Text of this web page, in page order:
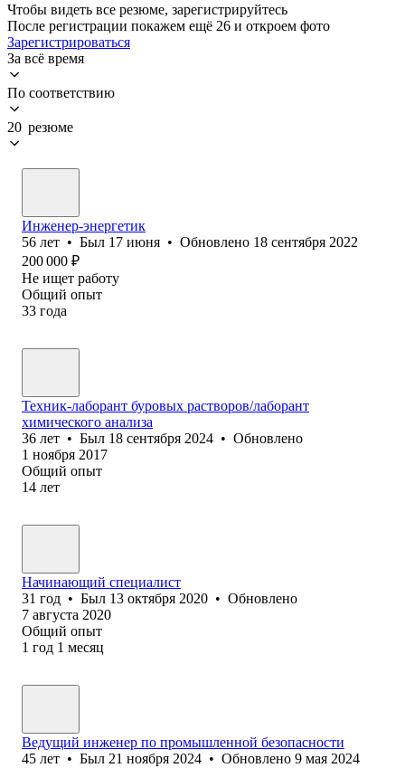
Чтобы видеть все резюме, зарегистрируйтесь
После регистрации покажем ещё 26 и откроем фото
Зарегистрироваться
За всё время
По соответствию
20 резюме
Инженер-энергетик
56 лет • Был 17 июня • Обновлено 18 сентября 2022
200 000 ₽
Не ищет работу
Общий опыт
33 года
Техник-лаборант буровых растворов/лаборант
химического анализа
36 лет • Был 18 сентября 2024 • Обновлено
1 ноября 2017
Общий опыт
14 лет
Начинающий специалист
31 год • Был 13 октября 2020 • Обновлено
7 августа 2020
Общий опыт
1 год 1 месяц
Ведущий инженер по промышленной безопасности
45 лет • Был 21 ноября 2024 • Обновлено 9 мая 2024